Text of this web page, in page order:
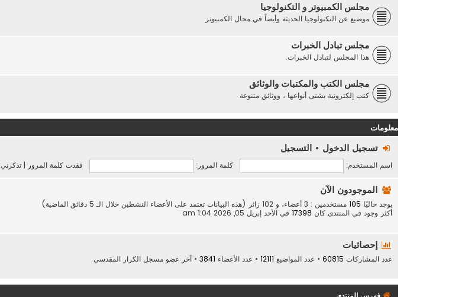
مجلس الكمبيوتر و التكنولوجيا
موضيع عن التكنولوجيا الحديثة وأيضاً في مجال الكمبيوتر
مجلس تبادل الخبرات
هذا المجلس لتبادل الخبرات.
مجلس الكتب والمكتبات والوثائق
كتب إلكترونية بشتى أنواعها ، ووثائق متنوعة
معلومات
تسجيل الدخول • التسجيل
اسم المستخدم: كلمة المرور: فقدت كلمة المرور | تذكرني
الموجودون الآن
يوجد حاليًا 105 مستخدمين : 3 أعضاء، و 102 زائر (هذه البيانات تعتمد على الأعضاء النشطين خلال الـ 5 دقائق الماضية)
أكثر وجود في المنتدى كان 17398 في الأحد إبريل 05, 2026 1:04 am
إحصائيات
عدد المشاركات 60815 • عدد المواضيع 12111 • عدد الأعضاء 3841 • آخر عضو مسجل الكرار المقدسي